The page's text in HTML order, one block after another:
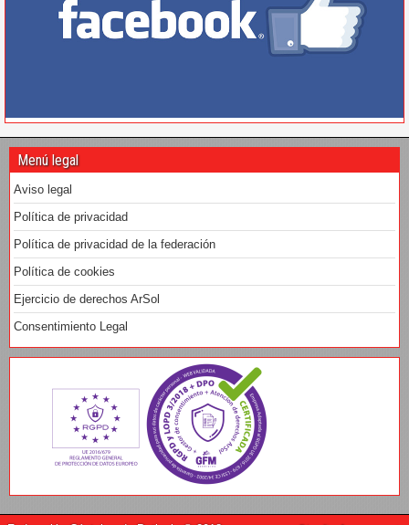
Menú legal
Aviso legal
Política de privacidad
Política de privacidad de la federación
Política de cookies
Ejercicio de derechos ArSol
Consentimiento Legal